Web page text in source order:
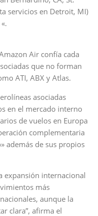
servicios en Detroit, MI)
Air confía cada
que no forman
ATI, ABX y Atlas.
asociadas
en el mercado interno
de vuelos en Europa
complementaria
además de sus propios
expansión internacional
más
aunque la
clara”, afirma el